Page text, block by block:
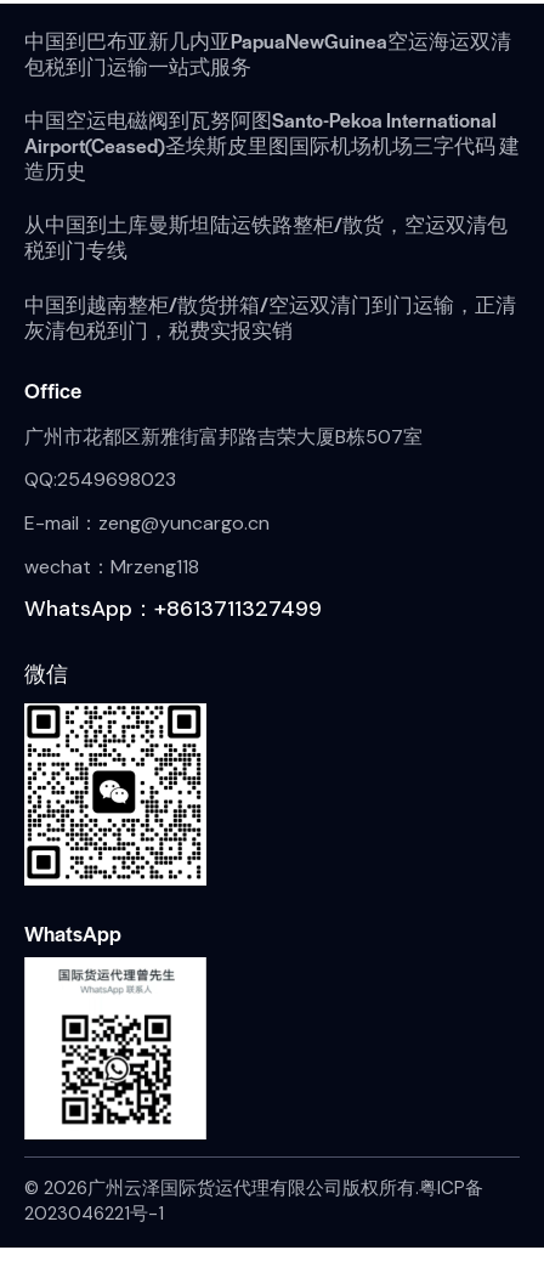
中国到巴布亚新几内亚PapuaNewGuinea空运海运双清
包税到门运输一站式服务
中国空运电磁阀到瓦努阿图Santo-Pekoa International
Airport(Ceased)圣埃斯皮里图国际机场机场三字代码 建
造历史
从中国到土库曼斯坦陆运铁路整柜/散货，空运双清包
税到门专线
中国到越南整柜/散货拼箱/空运双清门到门运输，正清
灰清包税到门，税费实报实销
Office
广州市花都区新雅街富邦路吉荣大厦B栋507室
QQ:2549698023
E-mail：zeng@yuncargo.cn
wechat：Mrzeng118
WhatsApp：+8613711327499
微信
WhatsApp
© 2026广州云泽国际货运代理有限公司版权所有.粤ICP备
2023046221号-1